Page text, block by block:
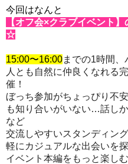
今回はなんと
【オフ会×クラブイベント
☆
15:00〜16:00までの1時間
人とも自然に仲良くなれる
催！
ぼっち参加がちょっぴり不
も知り合いがいない…話し
など
交流しやすいスタンディン
軽にカジュアルな出会いを
イベント本編をもっと楽し